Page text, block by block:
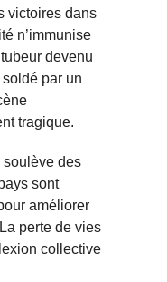
victoires dans
n’immunise
devenu
par un
tragique.
soulève des
sont
améliorer
perte de vies
collective